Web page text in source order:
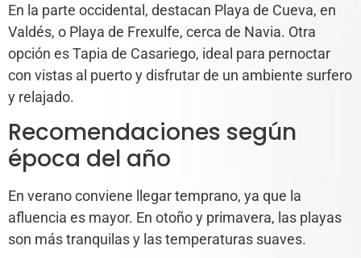
En la parte occidental, destacan Playa de Cueva, en
Valdés, o Playa de Frexulfe, cerca de Navia. Otra
opción es Tapia de Casariego, ideal para pernoctar
con vistas al puerto y disfrutar de un ambiente surfero
y relajado.
Recomendaciones según
época del año
En verano conviene llegar temprano, ya que la
afluencia es mayor. En otoño y primavera, las playas
son más tranquilas y las temperaturas suaves.